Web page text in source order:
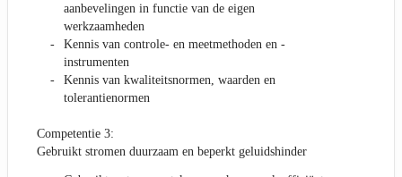
aanbevelingen in functie van de eigen
werkzaamheden
Kennis van controle- en meetmethoden en -
instrumenten
Kennis van kwaliteitsnormen, waarden en
tolerantienormen
Competentie 3:
Gebruikt stromen duurzaam en beperkt geluidshinder